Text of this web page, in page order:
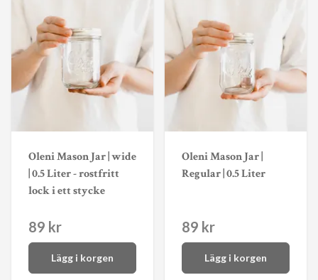
Oleni Mason Jar | wide
| 0.5 Liter - rostfritt
lock i ett stycke
89 kr
Lägg i korgen
Oleni Mason Jar |
Regular | 0.5 Liter
89 kr
Lägg i korgen